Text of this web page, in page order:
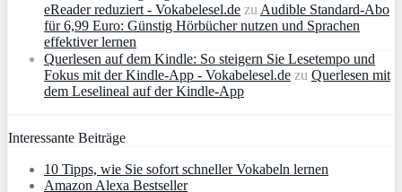
eReader reduziert - Vokabelesel.de zu Audible Standard-Abo
für 6,99 Euro: Günstig Hörbücher nutzen und Sprachen
effektiver lernen
Querlesen auf dem Kindle: So steigern Sie Lesetempo und
Fokus mit der Kindle-App - Vokabelesel.de zu Querlesen mit
dem Leselineal auf der Kindle-App
Interessante Beiträge
10 Tipps, wie Sie sofort schneller Vokabeln lernen
Amazon Alexa Bestseller